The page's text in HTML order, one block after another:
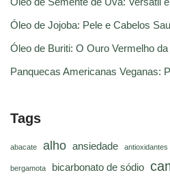
Óleo de Jojoba: Pele e Cabelos
Óleo de Buriti: O Ouro Vermelho
Panquecas Americanas Veganas:
Tags
abacate alho ansiedade antioxidantes
bergamota bicarbonato de sódio